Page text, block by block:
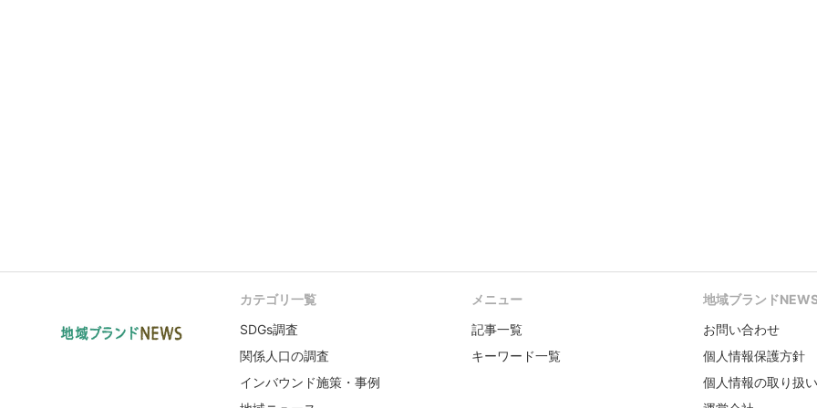
カテゴリ一覧
SDGs調査
関係人口の調査
インバウンド施策・事例
メニュー
記事一覧
キーワード一覧
地域ブランド
お問い合わせ
個人情報保護方針
個人情報の取り扱い